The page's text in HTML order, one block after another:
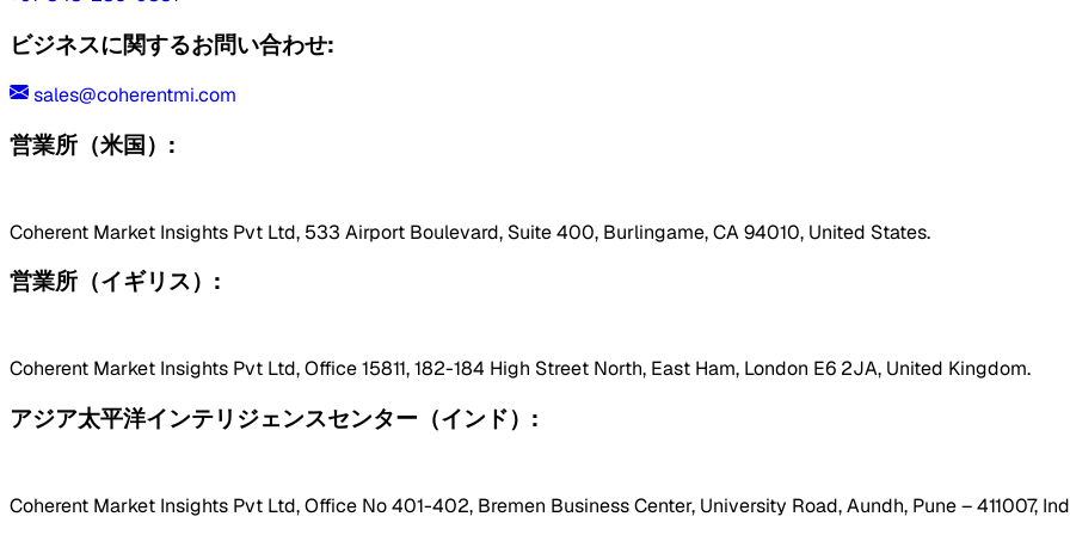
ビジネスに関するお問い合わせ:
sales@coherentmi.com
営業所（米国）:
Coherent Market Insights Pvt Ltd, 533 Airport Boulevard, Suite 400, Burlingame, CA 94010, United States.
営業所（イギリス）:
Coherent Market Insights Pvt Ltd, Office 15811, 182-184 High Street North, East Ham, London E6 2JA, United Kingdom.
アジア太平洋インテリジェンスセンター（インド）:
Coherent Market Insights Pvt Ltd, Office No 401-402, Bremen Business Center, University Road, Aundh, Pune – 411007,